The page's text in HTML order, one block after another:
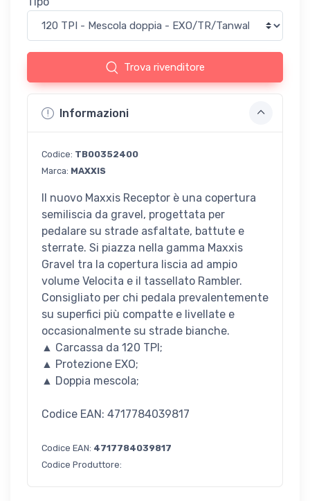
Trova rivenditore
Informazioni
Codice: TB00352400
Marca: MAXXIS
Il nuovo Maxxis Receptor è una copertura
semiliscia da gravel, progettata per
pedalare su strade asfaltate, battute e
sterrate. Si piazza nella gamma Maxxis
Gravel tra la copertura liscia ad ampio
volume Velocita e il tassellato Rambler.
Consigliato per chi pedala prevalentemente
su superfici più compatte e livellate e
occasionalmente su strade bianche.
▲ Carcassa da 120 TPI;
▲ Protezione EXO;
▲ Doppia mescola;
Codice EAN: 4717784039817
Codice EAN: 4717784039817
Codice Produttore: